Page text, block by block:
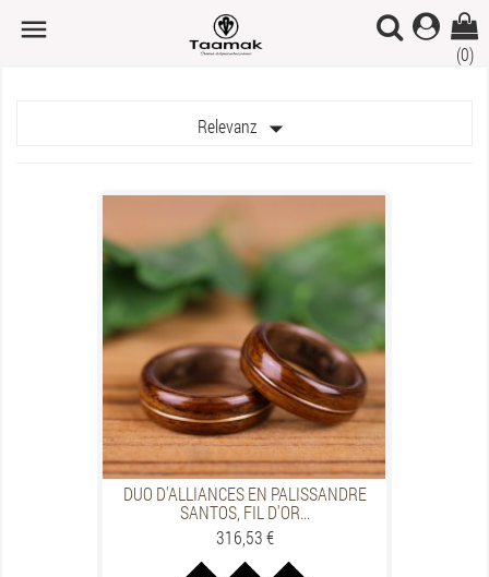

(0)
Relevanz 
DUO D'ALLIANCES EN PALISSANDRE
SANTOS, FIL D'OR...
Preis
316,53 €